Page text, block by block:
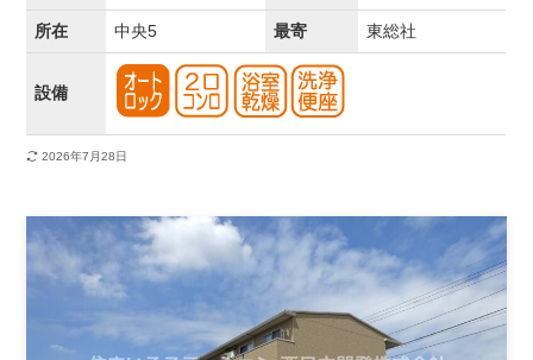
所在 中央5 最寄 東総社
設備
2026年7月28日